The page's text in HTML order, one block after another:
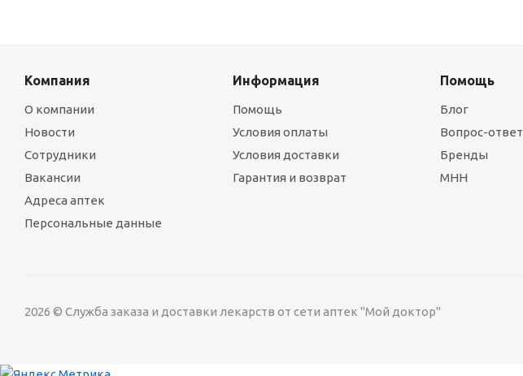
Компания
О компании
Новости
Сотрудники
Вакансии
Адреса аптек
Персональные данные
Информация
Помощь
Условия оплаты
Условия доставки
Гарантия и возврат
Помощь
Блог
Вопрос-ответ
Бренды
МНН
2026 © Служба заказа и доставки лекарств от сети аптек "Мой доктор"